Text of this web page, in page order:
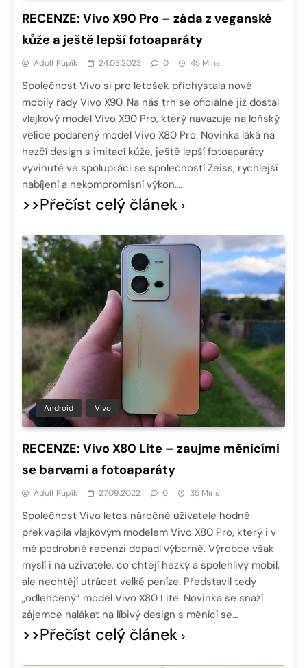
RECENZE: Vivo X90 Pro – záda z veganské
kůže a ještě lepší fotoaparáty
Adolf Pupík 24.03.2023 0 45 Mins
Společnost Vivo si pro letošek přichystala nové
mobily řady Vivo X90. Na náš trh se oficiálně již dostal
vlajkový model Vivo X90 Pro, který navazuje na loňský
velice podařený model Vivo X80 Pro. Novinka láká na
hezčí design s imitací kůže, ještě lepší fotoaparáty
vyvinuté ve spolupráci se společností Zeiss, rychlejší
nabíjení a nekompromisní výkon….
>>Přečíst celý článek
Android Vivo
RECENZE: Vivo X80 Lite – zaujme měnicími
se barvami a fotoaparáty
Adolf Pupík 27.09.2022 0 35 Mins
Společnost Vivo letos náročné uživatele hodně
překvapila vlajkovým modelem Vivo X80 Pro, který i v
mé podrobné recenzi dopadl výborně. Výrobce však
myslí i na uživatele, co chtějí hezký a spolehlivý mobil,
ale nechtějí utrácet velké peníze. Představil tedy
„odlehčený“ model Vivo X80 Lite. Novinka se snaží
zájemce nalákat na líbivý design s měnící se…
>>Přečíst celý článek